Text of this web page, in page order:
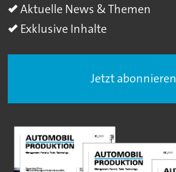
Aktuelle News & Themen
Exklusive Inhalte
Jetzt abonnieren